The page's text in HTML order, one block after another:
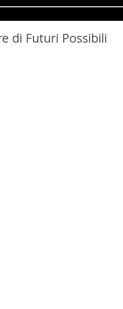
di Futuri Possibili